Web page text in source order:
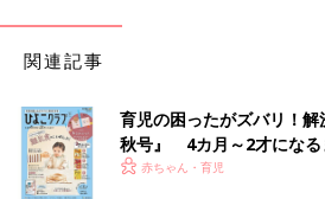
関連記事
育児の困ったがズバリ！
秋号』 4カ月～2才になる
いっぱい！
赤ちゃん・育児